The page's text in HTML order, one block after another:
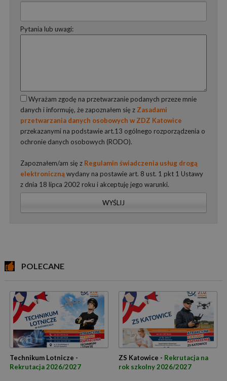
Pytania lub uwagi:
Wyrażam zgodę na przetwarzanie podanych przeze mnie
danych i informuję, że zapoznałem się z Zasadami
przetwarzania danych osobowych w ZDZ Katowice
przekazanymi na podstawie art.13 ogólnego rozporządzenia o
ochronie danych osobowych (RODO).
Zapoznałem/am się z Regulamin świadczenia usług drogą
elektroniczną wydany na postawie art. 8 ust. 1 pkt 1 Ustawy
z dnia 18 lipca 2002 roku i akceptuję jego warunki.
WYŚLIJ
POLECANE
Technikum Lotnicze -
Rekrutacja 2026/2027
ZS Katowice - Rekrutacja na
rok szkolny 2026/2027